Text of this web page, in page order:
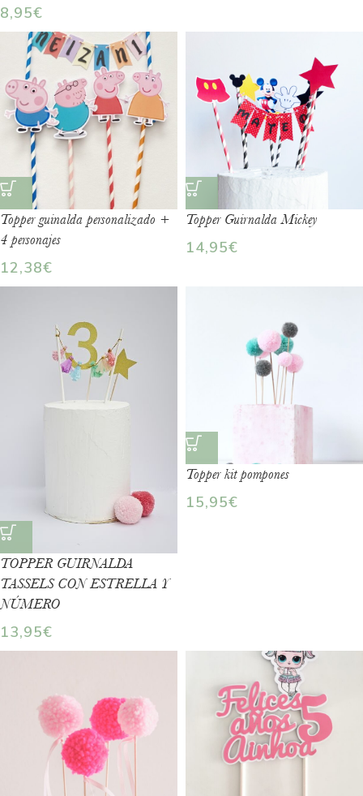
8,95€
Topper guinalda personalizado +
4 personajes
12,38€
Topper Guirnalda Mickey
14,95€
TOPPER GUIRNALDA
TASSELS CON ESTRELLA Y
NÚMERO
13,95€
Topper kit pompones
15,95€